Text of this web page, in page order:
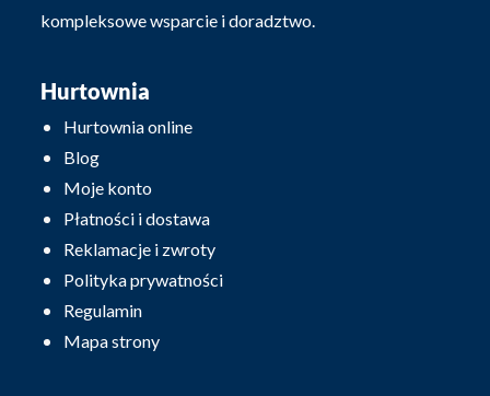
kompleksowe wsparcie i doradztwo.
Hurtownia
Hurtownia online
Blog
Moje konto
Płatności i dostawa
Reklamacje i zwroty
Polityka prywatności
Regulamin
Mapa strony